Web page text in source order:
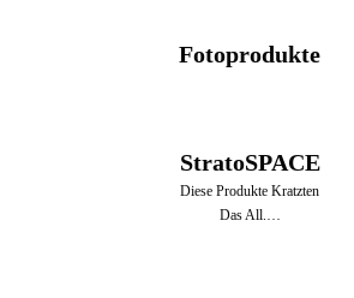
Fotoprodukte
StratoSPACE
Diese Produkte Kratzten
Das All.…